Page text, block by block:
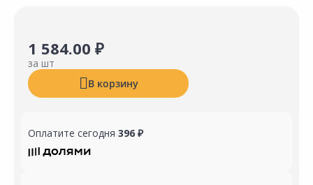
1 584.00 ₽
за шт
В корзину
Оплатите сегодня 396 ₽